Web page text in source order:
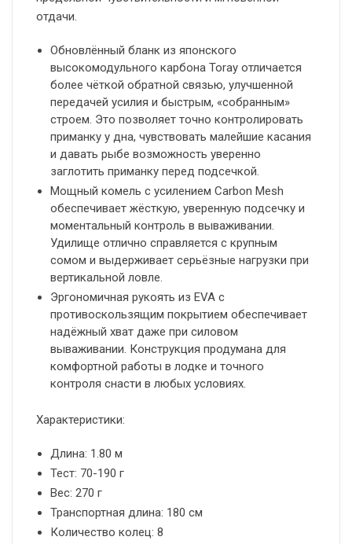
отдачи.
Обновлённый бланк из японского
высокомодульного карбона Toray отличается
более чёткой обратной связью, улучшенной
передачей усилия и быстрым, «собранным»
строем. Это позволяет точно контролировать
приманку у дна, чувствовать малейшие касания
и давать рыбе возможность уверенно
заглотить приманку перед подсечкой.
Мощный комель с усилением Carbon Mesh
обеспечивает жёсткую, уверенную подсечку и
моментальный контроль в вываживании.
Удилище отлично справляется с крупным
сомом и выдерживает серьёзные нагрузки при
вертикальной ловле.
Эргономичная рукоять из EVA с
противоскользящим покрытием обеспечивает
надёжный хват даже при силовом
вываживании. Конструкция продумана для
комфортной работы в лодке и точного
контроля снасти в любых условиях.
Характеристики:
Длина: 1.80 м
Тест: 70-190 г
Вес: 270 г
Транспортная длина: 180 см
Количество колец: 8